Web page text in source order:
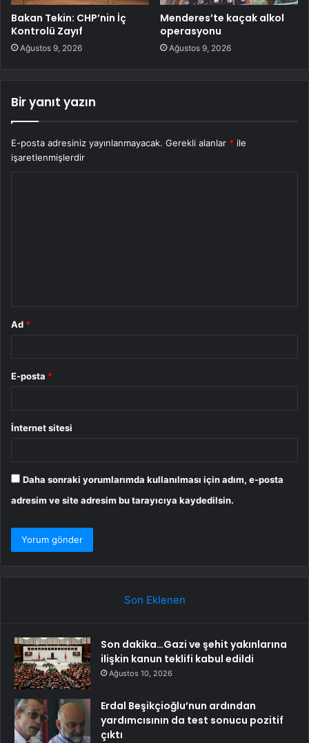
Bakan Tekin: CHP’nin İç
Kontrolü Zayıf
Ağustos 9, 2026
Menderes’te kaçak alkol
operasyonu
Ağustos 9, 2026
Bir yanıt yazın
E-posta adresiniz yayınlanmayacak. Gerekli alanlar * ile
işaretlenmişlerdir
Ad *
E-posta *
İnternet sitesi
Daha sonraki yorumlarımda kullanılması için adım, e-posta
adresim ve site adresim bu tarayıcıya kaydedilsin.
Son Eklenen
Son dakika…Gazi ve şehit yakınlarına
ilişkin kanun teklifi kabul edildi
Ağustos 10, 2026
Erdal Beşikçioğlu’nun ardından
yardımcısının da test sonucu pozitif
çıktı